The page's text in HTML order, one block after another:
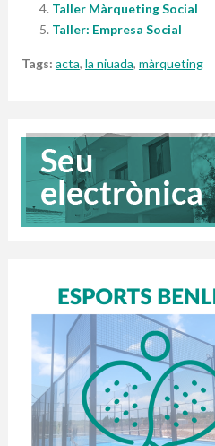
Taller Màrqueting Social
Taller: Empresa Social
Tags: acta, la niuada, màrqueting